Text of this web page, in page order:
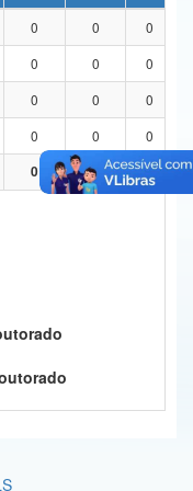
0 0 0
0 0 0
0 0 0
0 0 0
0 0 0